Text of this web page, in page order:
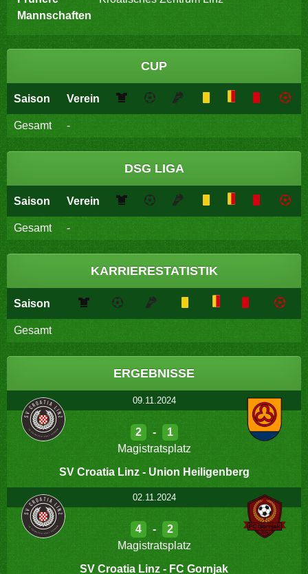
Mannschaften
CUP
Saison Verein
Gesamt -
DSG LIGA
Saison Verein
Gesamt -
KARRIERESTATISTIK
Saison
Gesamt
ERGEBNISSE
09.11.2024
2 -
1
Magistratsplatz
SV Croatia Linz - Union Heiligenberg
02.11.2024
4 -
2
Magistratsplatz
SV Croatia Linz - FC Gornjak